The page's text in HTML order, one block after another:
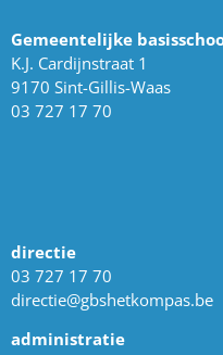
Gemeentelijke
K.J. Cardijnstraat 1
9170 Sint-Gillis-Waas
03 727 17 70
directie
03 727 17 70
directie@gbshetkompas.be
administratie